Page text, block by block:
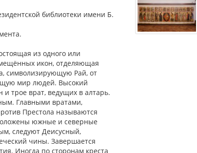
библиотеки имени Б.
из одного или
икон, отделяющая
символизирующую Рай, от
мир людей. Высокий
и трое врат, ведущих в алтарь.
Главными вратами,
Престола называются
южные и северные
следуют Деисусный,
чины. Завершается
Иногда по сторонам креста